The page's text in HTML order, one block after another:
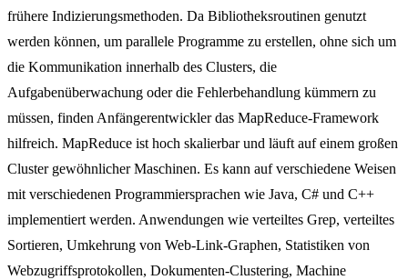
frühere Indizierungsmethoden. Da Bibliotheksroutinen genutzt
werden können, um parallele Programme zu erstellen, ohne sich um
die Kommunikation innerhalb des Clusters, die
Aufgabenüberwachung oder die Fehlerbehandlung kümmern zu
müssen, finden Anfängerentwickler das MapReduce-Framework
hilfreich. MapReduce ist hoch skalierbar und läuft auf einem großen
Cluster gewöhnlicher Maschinen. Es kann auf verschiedene Weisen
mit verschiedenen Programmiersprachen wie Java, C# und C++
implementiert werden. Anwendungen wie verteiltes Grep, verteiltes
Sortieren, Umkehrung von Web-Link-Graphen, Statistiken von
Webzugriffsprotokollen, Dokumenten-Clustering, Machine